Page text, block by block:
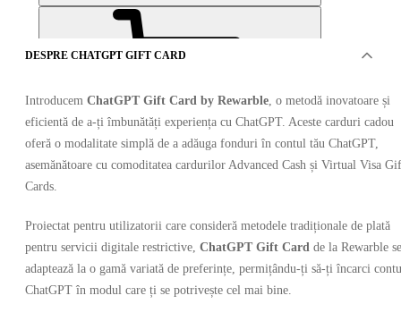
OFERTE DE LA 11 VÂNZĂTORI
DESPRE CHATGPT GIFT CARD
Introducem ChatGPT Gift Card by Rewarble , o metodă inovatoare și
eficientă de a-ți îmbunătăți experiența cu ChatGPT. Aceste carduri cadou
oferă o modalitate simplă de a adăuga fonduri în contul tău ChatGPT,
asemănătoare cu comoditatea cardurilor Advanced Cash și Virtual Visa
Cards.
Proiectat pentru utilizatorii care consideră metodele tradiționale de plată
pentru servicii digitale restrictive, ChatGPT Gift Card de la Rewarble se
adaptează la o gamă variată de preferințe, permițându-ți să-ți încarci
ChatGPT în modul care ți se potrivește cel mai bine.